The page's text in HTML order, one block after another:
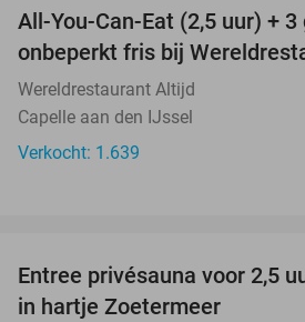
All-You-Can-Eat (2,5 uur) +
onbeperkt fris bij
Wereldrestaurant Altijd
Capelle aan den IJssel
Verkocht: 1.639
Entree privésauna voor 2,5
in hartje Zoetermeer